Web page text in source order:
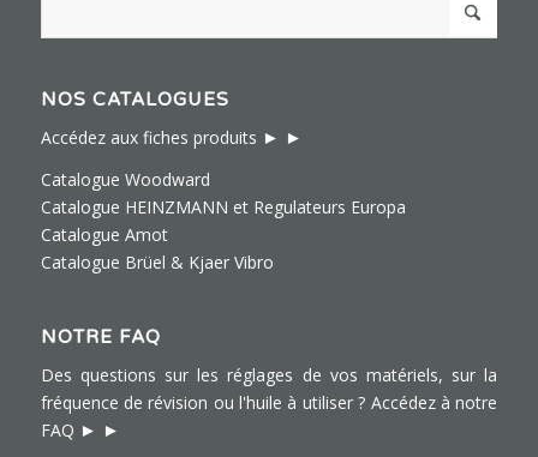
NOS CATALOGUES
Accédez aux fiches produits ► ►
Catalogue Woodward
Catalogue HEINZMANN et Regulateurs Europa
Catalogue Amot
Catalogue Brüel & Kjaer Vibro
NOTRE FAQ
Des questions sur les réglages de vos matériels, sur la
fréquence de révision ou l'huile à utiliser ? Accédez à notre
FAQ ► ►